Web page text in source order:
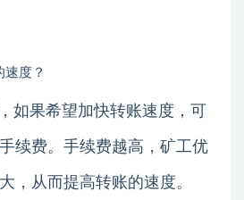
速度？
如果希望加快转账速度，可
续费。手续费越高，矿工优
，从而提高转账的速度。